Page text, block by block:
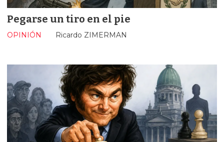
Pegarse un tiro en el pie
Ricardo ZIMERMAN
OPINIÓN